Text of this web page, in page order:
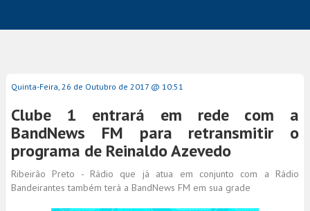
Quinta-Feira, 26 de Outubro de 2017 @ 10:51
Clube 1 entrará em rede com a
BandNews FM para retransmitir o
programa de Reinaldo Azevedo
Ribeirão Preto - Rádio que já atua em conjunto com a Rádio
Bandeirantes também terá a BandNews FM em sua grade